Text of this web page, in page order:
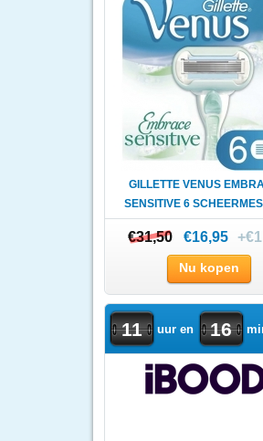
GILLETTE VENUS
SENSITIVE 6
€31,50
€31,50 €16,95
Nu kopen
11 uur en 16